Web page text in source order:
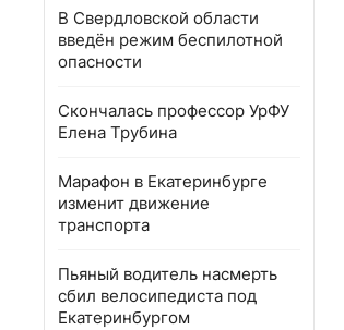
В Свердловской области
введён режим беспилотной
опасности
Скончалась профессор УрФУ
Елена Трубина
Марафон в Екатеринбурге
изменит движение
транспорта
Пьяный водитель насмерть
сбил велосипедиста под
Екатеринбургом